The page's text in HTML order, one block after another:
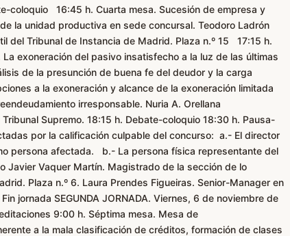
coloquio 16:45 h. Cuarta mesa. Sucesión de empresa y
la unidad productiva en sede concursal. Teodoro Ladrón
del Tribunal de Instancia de Madrid. Plaza n.º 15 17:15 h.
exoneración del pasivo insatisfecho a la luz de las últimas
de la presunción de buena fe del deudor y la carga
a la exoneración y alcance de la exoneración limitada
irresponsable. Nuria A. Orellana
Supremo. 18:15 h. Debate-coloquio 18:30 h. Pausa-
por la calificación culpable del concurso: a.- El director
persona afectada. b.- La persona física representante del
Javier Vaquer Martín. Magistrado de la sección de lo
Plaza n.º 6. Laura Prendes Figueiras. Senior-Manager en
jornada SEGUNDA JORNADA. Viernes, 6 de noviembre de
9:00 h. Séptima mesa. Mesa de
a la mala clasificación de créditos, formación de clases